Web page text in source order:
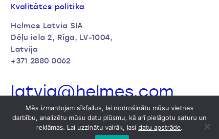
Kvalitātes politika
Helmes Latvia SIA
Dēļu iela 2, Rīga, LV-1004,
Latvija
+371 2880 0062
latvia@helmes.com
Mēs izmantojam sīkfailus, lai nodrošinātu mūsu vietnes
darbību, analizētu mūsu datu plūsmu, kā arī pielāgotu saturu un
reklāmas. Lai uzzinātu vairāk, lasi datu apstrāde.